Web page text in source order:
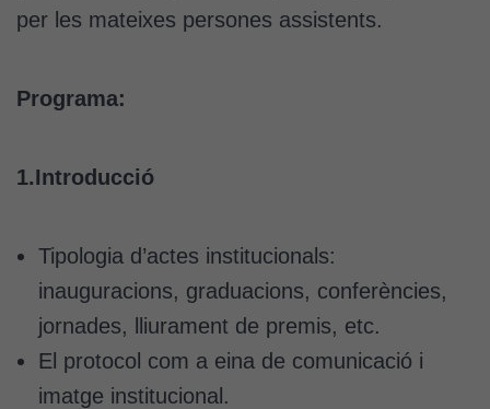
per les mateixes persones assistents.
Programa:
1.Introducció
Tipologia d’actes institucionals:
inauguracions, graduacions, conferències,
jornades, lliurament de premis, etc.
El protocol com a eina de comunicació i
imatge institucional.